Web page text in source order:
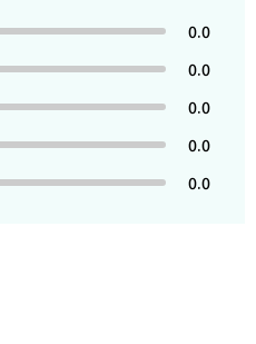
0.0
0.0
0.0
0.0
0.0